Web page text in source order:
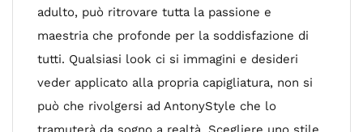
adulto, può ritrovare tutta la passione e
maestria che profonde per la soddisfazione di
tutti. Qualsiasi look ci si immagini e desideri
veder applicato alla propria capigliatura, non si
può che rivolgersi ad AntonyStyle che lo